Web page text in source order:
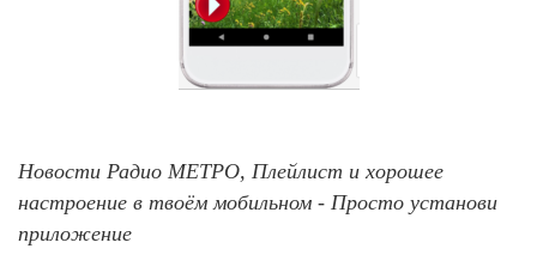
Новости Радио МЕТРО, Плейлист и хорошее
настроение в твоём мобильном - Просто установи
приложение